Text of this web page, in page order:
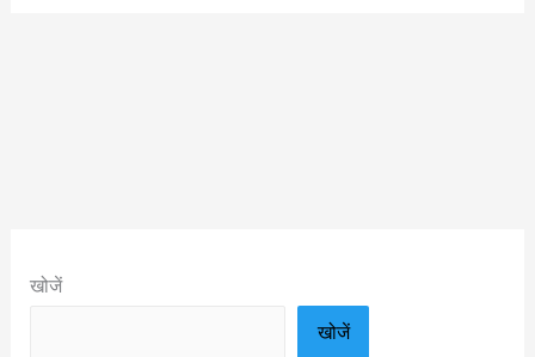
खोजें
खोजें